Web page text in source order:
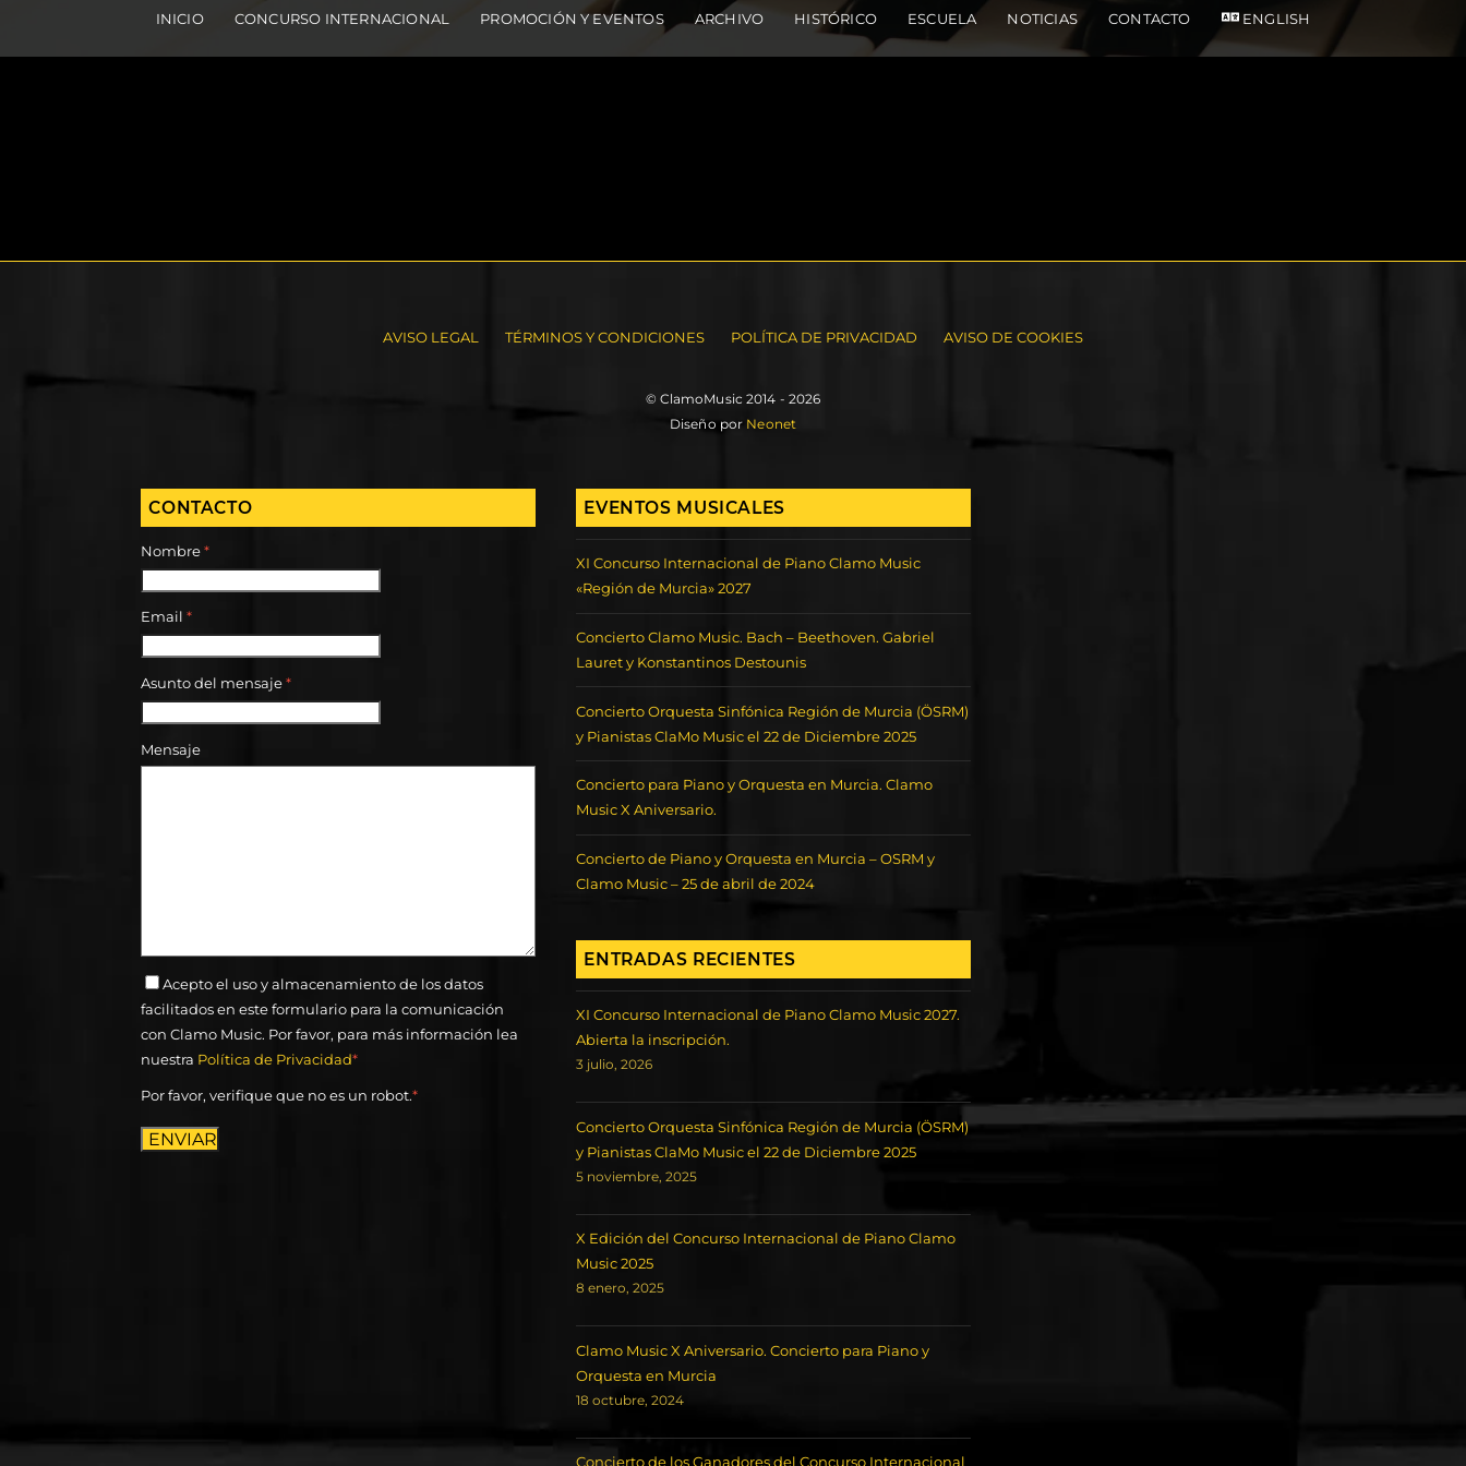
INICIO CONCURSO INTERNACIONAL PROMOCIÓN Y EVENTOS ARCHIVO HISTÓRICO ESCUELA NOTICIAS CONTACTO ENGLISH
AVISO LEGAL TÉRMINOS Y CONDICIONES POLÍTICA DE PRIVACIDAD AVISO DE COOKIES
© ClamoMusic 2014 - 2026
Diseño por Neonet
CONTACTO
Nombre*
Email*
Asunto del mensaje*
Mensaje
Acepto el uso y almacenamiento de los datos
facilitados en este formulario para la comunicación
con Clamo Music. Por favor, para más información lea
nuestra Política de Privacidad*
Por favor, verifique que no es un robot.*
ENVIAR
EVENTOS MUSICALES
XI Concurso Internacional de Piano Clamo Music
«Región de Murcia» 2027
Concierto Clamo Music. Bach – Beethoven. Gabriel
Lauret y Konstantinos Destounis
Concierto Orquesta Sinfónica Región de Murcia (ÖSRM)
y Pianistas ClaMo Music el 22 de Diciembre 2025
Concierto para Piano y Orquesta en Murcia. Clamo
Music X Aniversario.
Concierto de Piano y Orquesta en Murcia – OSRM y
Clamo Music – 25 de abril de 2024
ENTRADAS RECIENTES
XI Concurso Internacional de Piano Clamo Music 2027.
Abierta la inscripción.
3 julio, 2026
Concierto Orquesta Sinfónica Región de Murcia (ÖSRM)
y Pianistas ClaMo Music el 22 de Diciembre 2025
5 noviembre, 2025
X Edición del Concurso Internacional de Piano Clamo
Music 2025
8 enero, 2025
Clamo Music X Aniversario. Concierto para Piano y
Orquesta en Murcia
18 octubre, 2024
Concierto de los Ganadores del Concurso Internacional